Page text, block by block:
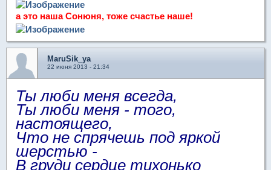
а это наша Сонюня, тоже счастье наше!
MaruSik_ya
22 июня 2013 - 21:34
Ты люби меня всегда,
Ты люби меня - того,
настоящего,
Что не спрячешь под яркой
шерстью -
В груди сердце тихонько